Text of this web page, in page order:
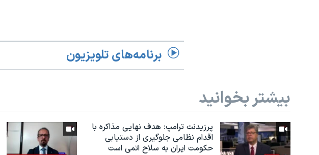
برنامه‌های تلویزیون
بیشتر بخوانید
پرزیدنت ترامپ: هدف نهایی مذاکره با
اقدام نظامی جلوگیری از دستیابی
حکومت ایران به سلاح اتمی است